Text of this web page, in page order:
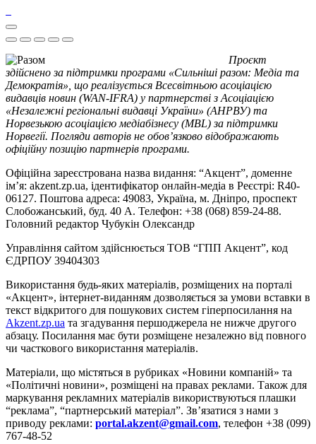
Проєкт
здійснено за підтримки програми «Сильніші разом: Медіа та
Демократія», що реалізується Всесвітньою асоціацією
видавців новин (WAN-IFRA) у партнерстві з Асоціацією
«Незалежні регіональні видавці України» (АНРВУ) та
Норвезькою асоціацією медіабізнесу (MBL) за підтримки
Норвегії. Погляди авторів не обов’язково відображають
офіційну позицію партнерів програми.
Офіційна зареєстрована назва видання: “Акцент”, доменне
ім’я: akzent.zp.ua, ідентифікатор онлайн-медіа в Реєстрі: R40-
06127. Поштова адреса: 49083, Україна, м. Дніпро, проспект
Слобожанський, буд. 40 А. Телефон: +38 (068) 859-24-88.
Головний редактор Чубукін Олександр
Управління сайтом здійснюється ТОВ “ГПП Акцент”, код
ЄДРПОУ 39404303
Використання будь-яких матеріалів, розміщених на порталі
«Акцент», інтернет-виданням дозволяється за умови вставки в
текст відкритого для пошукових систем гіперпосилання на
Akzent.zp.ua та згадування першоджерела не нижче другого
абзацу. Посилання має бути розміщене незалежно від повного
чи часткового використання матеріалів.
Матеріали, що містяться в рубриках «Новини компаній» та
«Політичні новини», розміщені на правах реклами. Також для
маркування рекламних матеріалів використвуються плашки
“реклама”, “партнерський матеріал”. Зв’язатися з нами з
приводу реклами: portal.akzent@gmail.com, телефон +38 (099)
767-48-52